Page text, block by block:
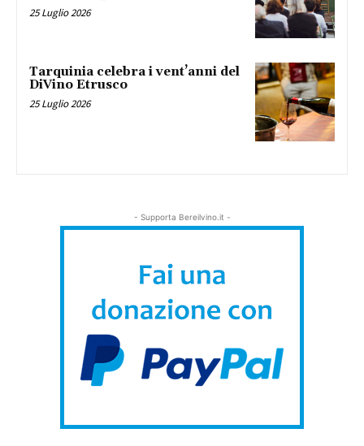
25 Luglio 2026
Tarquinia celebra i vent’anni del
DiVino Etrusco
25 Luglio 2026
- Supporta Bereilvino.it -